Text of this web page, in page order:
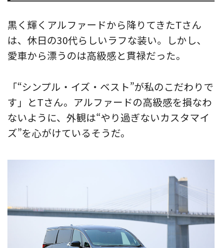
黒く輝くアルファードから降りてきたTさん
は、休日の30代らしいラフな装い。しかし、
愛車から漂うのは高級感と貫禄だった。
「“シンプル・イズ・ベスト”が私のこだわりで
す」とTさん。アルファードの高級感を損なわ
ないように、外観は“やり過ぎないカスタマイ
ズ”を心がけているそうだ。